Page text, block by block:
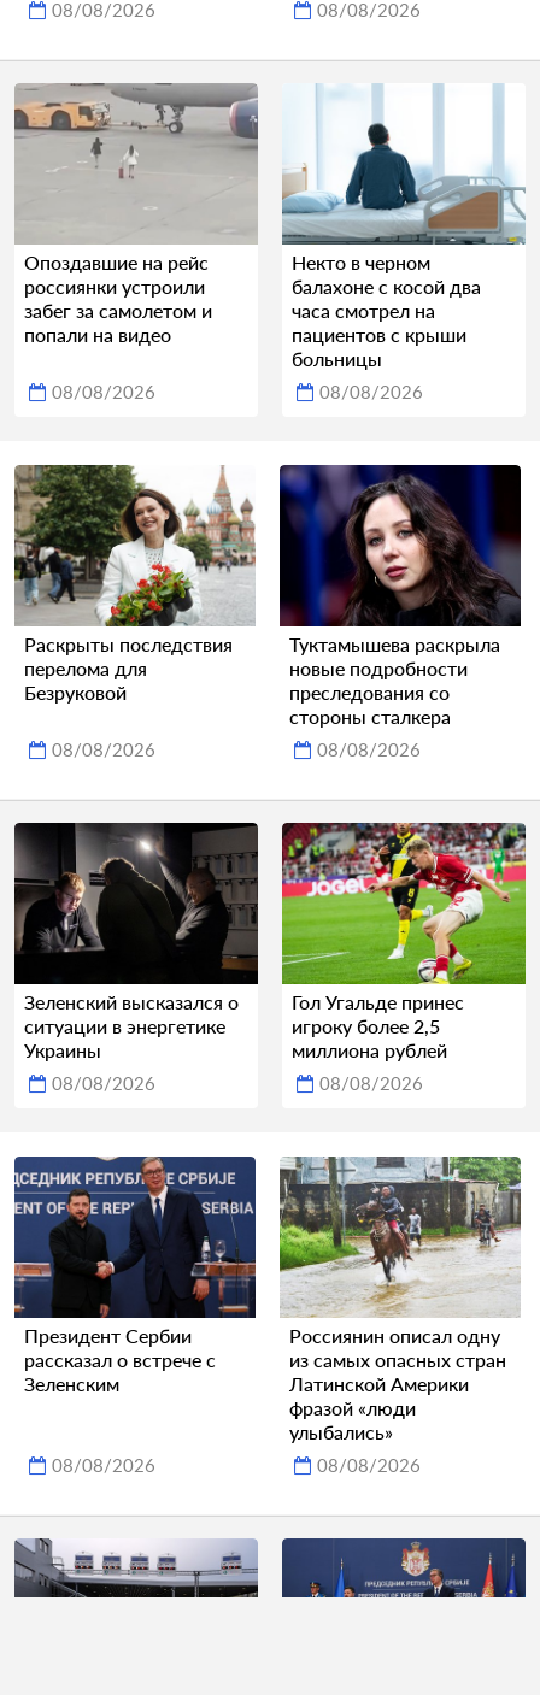
08/08/2026 08/08/2026
Опоздавшие на рейс
россиянки устроили
забег за самолетом и
попали на видео
08/08/2026
Некто в черном
балахоне с косой два
часа смотрел на
пациентов с крыши
больницы
08/08/2026
Раскрыты последствия
перелома для
Безруковой
08/08/2026
Туктамышева раскрыла
новые подробности
преследования со
стороны сталкера
08/08/2026
Зеленский высказался о
ситуации в энергетике
Украины
08/08/2026
Гол Угальде принес
игроку более 2,5
миллиона рублей
08/08/2026
Президент Сербии
рассказал о встрече с
Зеленским
08/08/2026
Россиянин описал одну
из самых опасных стран
Латинской Америки
фразой «люди
улыбались»
08/08/2026